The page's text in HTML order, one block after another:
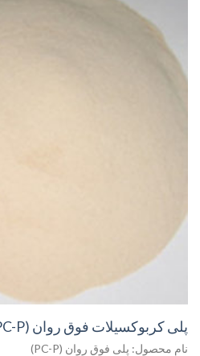
پلی کربوکسیلات فوق روان (PC-P)
نام محصول: پلی فوق روان (PC-P)